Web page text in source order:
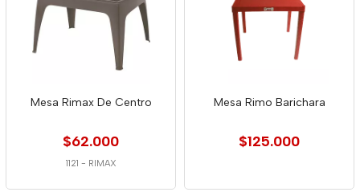
Mesa Rimax De Centro
$62.000
1121 - RIMAX
Mesa Rimo Barichara
$125.000